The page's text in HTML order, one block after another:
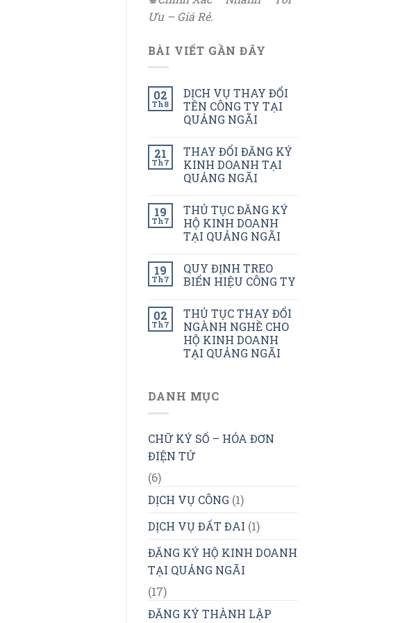
Ưu – Giá Rẻ.
BÀI VIẾT GẦN ĐÂY
02
Th8
DỊCH VỤ THAY ĐỔI
TÊN CÔNG TY TẠI
QUẢNG NGÃI
21
Th7
THAY ĐỔI ĐĂNG KÝ
KINH DOANH TẠI
QUẢNG NGÃI
19
Th7
THỦ TỤC ĐĂNG KÝ
HỘ KINH DOANH
TẠI QUẢNG NGÃI
19
Th7
QUY ĐỊNH TREO
BIỂN HIỆU CÔNG TY
02
Th7
THỦ TỤC THAY ĐỔI
NGÀNH NGHỀ CHO
HỘ KINH DOANH
TẠI QUẢNG NGÃI
DANH MỤC
CHỮ KÝ SỐ – HÓA ĐƠN
ĐIỆN TỬ
(6)
DỊCH VỤ CÔNG (1)
DỊCH VỤ ĐẤT ĐAI (1)
ĐĂNG KÝ HỘ KINH DOANH
TẠI QUẢNG NGÃI
(17)
ĐĂNG KÝ THÀNH LẬP